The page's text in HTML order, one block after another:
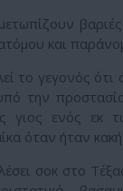
και
το γεγονός
την
γιος ενός εκ
όταν ήταν
σοκ στο